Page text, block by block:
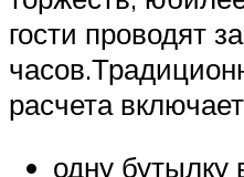
гости проводят
расчета
одну бутылку